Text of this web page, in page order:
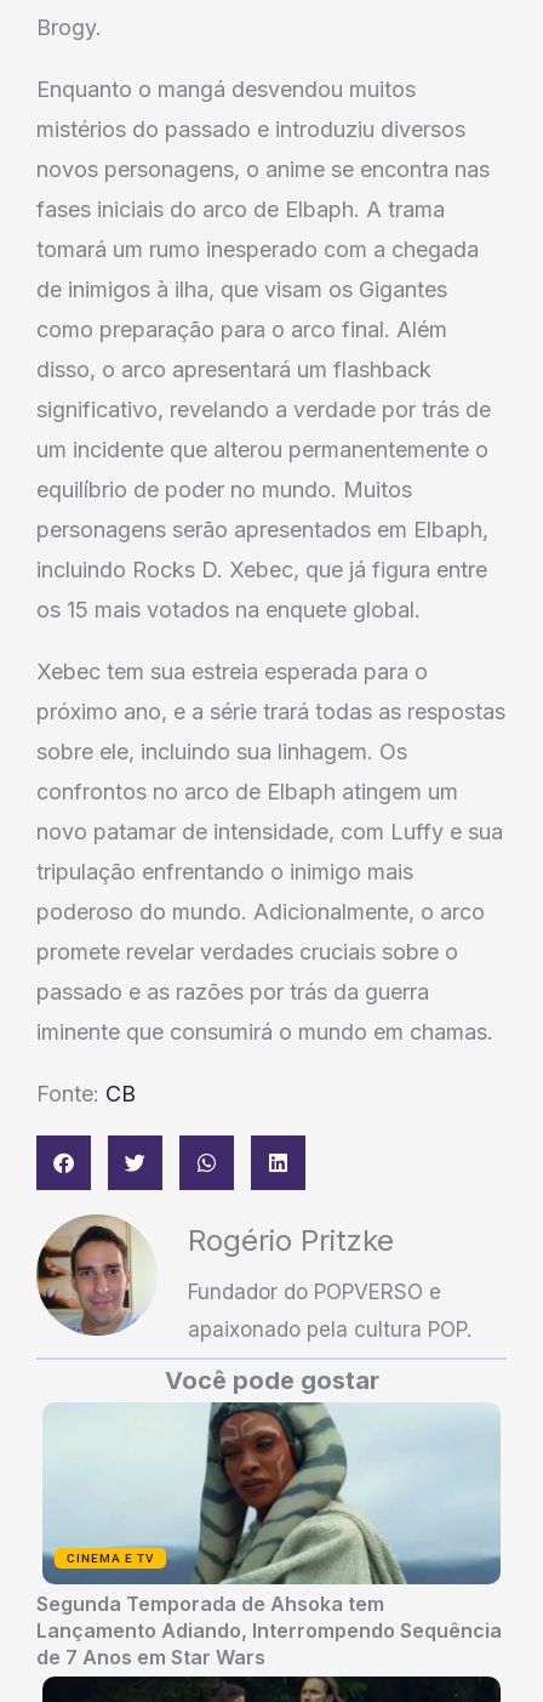
Brogy.
Enquanto o mangá desvendou muitos
mistérios do passado e introduziu diversos
novos personagens, o anime se encontra nas
fases iniciais do arco de Elbaph. A trama
tomará um rumo inesperado com a chegada
de inimigos à ilha, que visam os Gigantes
como preparação para o arco final. Além
disso, o arco apresentará um flashback
significativo, revelando a verdade por trás de
um incidente que alterou permanentemente o
equilíbrio de poder no mundo. Muitos
personagens serão apresentados em Elbaph,
incluindo Rocks D. Xebec, que já figura entre
os 15 mais votados na enquete global.
Xebec tem sua estreia esperada para o
próximo ano, e a série trará todas as respostas
sobre ele, incluindo sua linhagem. Os
confrontos no arco de Elbaph atingem um
novo patamar de intensidade, com Luffy e sua
tripulação enfrentando o inimigo mais
poderoso do mundo. Adicionalmente, o arco
promete revelar verdades cruciais sobre o
passado e as razões por trás da guerra
iminente que consumirá o mundo em chamas.
Fonte: CB
Rogério Pritzke
Fundador do POPVERSO e
apaixonado pela cultura POP.
Você pode gostar
CINEMA E TV
Segunda Temporada de Ahsoka tem
Lançamento Adiando, Interrompendo Sequência
de 7 Anos em Star Wars